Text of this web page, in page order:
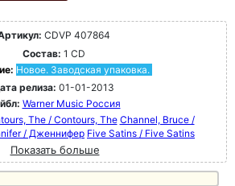
CDVP 407864
Состав: 1 CD
Новое. Заводская упаковка.
релиза: 01-01-2013
Warner Music Россия
The / Contours, The Channel, Bruce /
/ Дженнифер Five Satins / Five Satins
Показать больше